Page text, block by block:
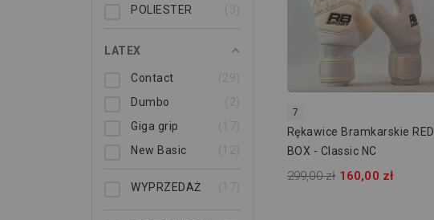
POLIESTER 3
LATEX
Contact
29
Dumbo
2
Giga grip
17
New Basic
12
WYPRZEDAŻ 17
7
Rękawice Bramkarskie RED
BOX - Classic NC
299,00 zł 160,00 zł